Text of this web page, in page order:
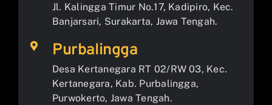
Jl. Kalingga Timur No.17, Kadipiro, Kec.
Banjarsari, Surakarta, Jawa Tengah.
Purbalingga
Desa Kertanegara RT 02/RW 03, Kec.
Kertanegara, Kab. Purbalingga,
Purwokerto, Jawa Tengah.